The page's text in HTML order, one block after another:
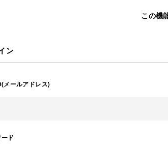
この機
ン
メールアドレス)
ド